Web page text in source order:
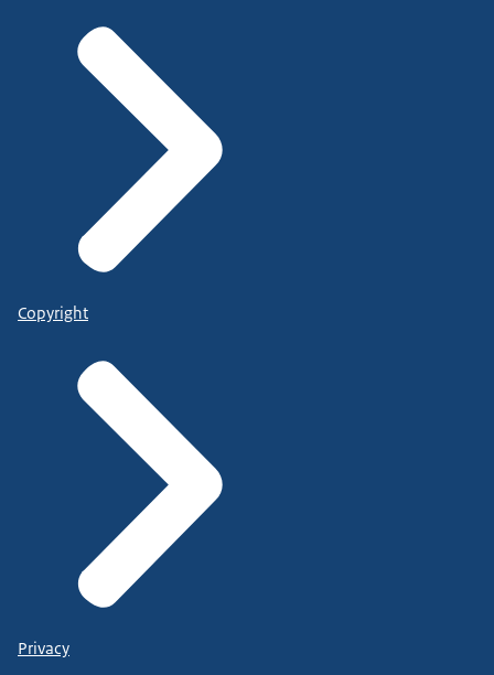
Copyright
Privacy